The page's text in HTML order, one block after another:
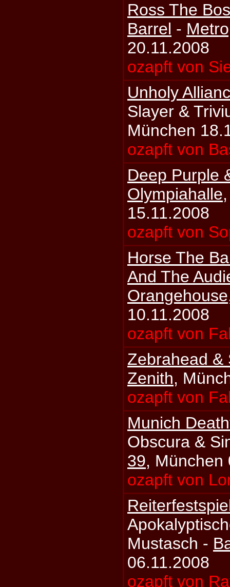
Ross The
Barrel -
20.11.2008
ozapft von
Unholy
Slayer &
München
ozapft von
Deep Purple
Olympiahalle
15.11.2008
ozapft von
Horse The
And The
Orangehouse
10.11.2008
ozapft von
Zebrahead &
Zenith,
ozapft von
Munich
Obscura &
39, München
ozapft von
Mustasch -
06.11.2008
ozapft von